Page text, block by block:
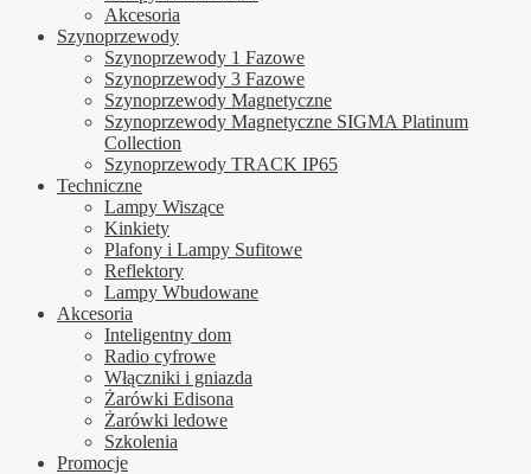
Akcesoria
Szynoprzewody
Szynoprzewody 1 Fazowe
Szynoprzewody 3 Fazowe
Szynoprzewody Magnetyczne
Szynoprzewody Magnetyczne SIGMA Platinum
Collection
Szynoprzewody TRACK IP65
Techniczne
Lampy Wiszące
Kinkiety
Plafony i Lampy Sufitowe
Reflektory
Lampy Wbudowane
Akcesoria
Inteligentny dom
Radio cyfrowe
Włączniki i gniazda
Żarówki Edisona
Żarówki ledowe
Szkolenia
Promocje